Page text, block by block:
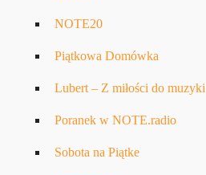
NOTE20
Piątkowa Domówka
Lubert – Z miłości do muzyki
Poranek w NOTE.radio
Sobota na Piątke